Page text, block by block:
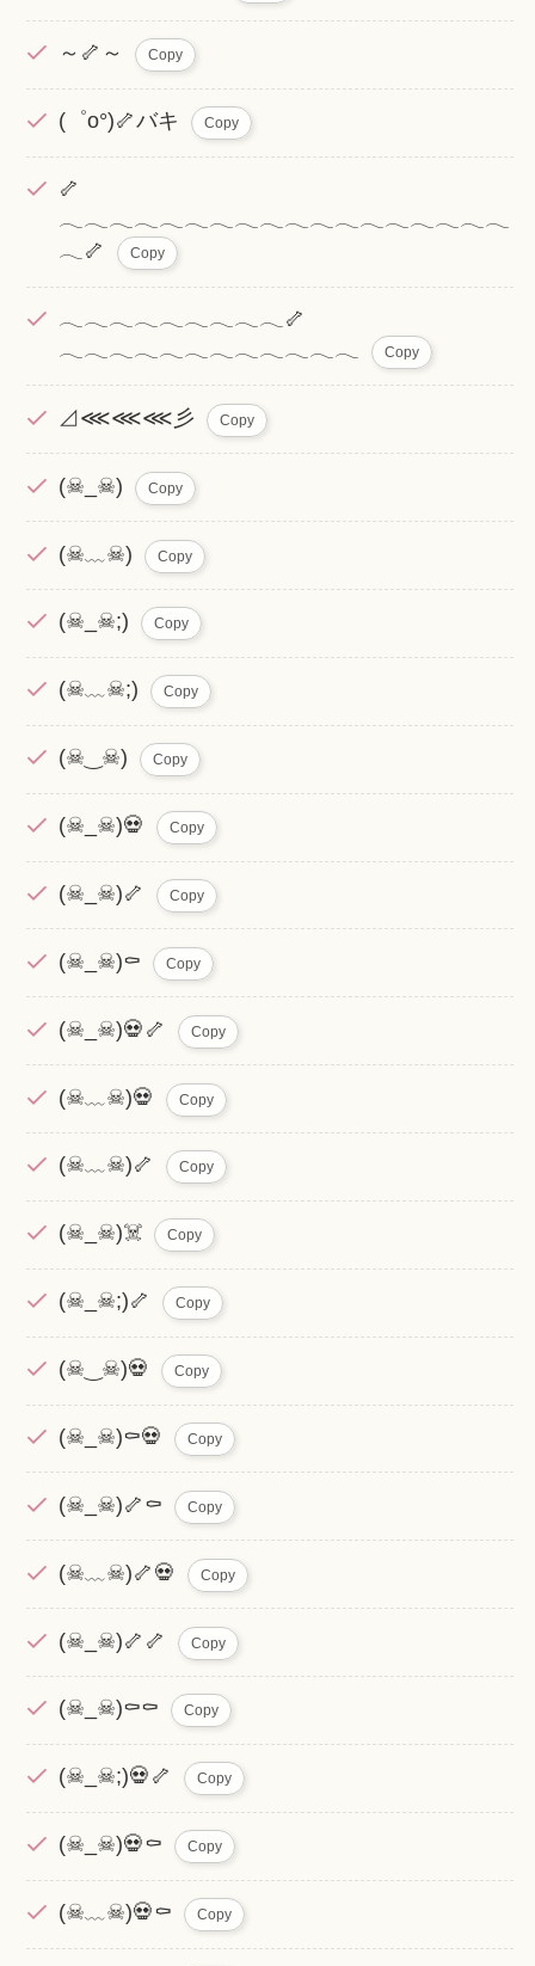
～🦴～ Copy
(゜o°)🦴バキ Copy
🦴
𓂃𓂃𓂃𓂃𓂃𓂃𓂃𓂃𓂃𓂃𓂃𓂃𓂃𓂃𓂃𓂃𓂃𓂃
𓂃🦴
Copy
𓂃𓂃𓂃𓂃𓂃𓂃𓂃𓂃𓂃🦴
𓂃𓂃𓂃𓂃𓂃𓂃𓂃𓂃𓂃𓂃𓂃𓂃
Copy
⊿⋘⋘⋘彡 Copy
(☠_☠) Copy
(☠﹏☠) Copy
(☠_☠;) Copy
(☠﹏☠;) Copy
(☠‿☠) Copy
(☠_☠)💀 Copy
(☠_☠)🦴 Copy
(☠_☠)⚰️ Copy
(☠_☠)💀🦴 Copy
(☠﹏☠)💀 Copy
(☠﹏☠)🦴 Copy
(☠_☠)☠️ Copy
(☠_☠;)🦴 Copy
(☠‿☠)💀 Copy
(☠_☠)⚰️💀 Copy
(☠_☠)🦴⚰️ Copy
(☠﹏☠)🦴💀 Copy
(☠_☠)🦴🦴 Copy
(☠_☠)⚰️⚰️ Copy
(☠_☠;)💀🦴 Copy
(☠_☠)💀⚰️ Copy
(☠﹏☠)💀⚰️ Copy